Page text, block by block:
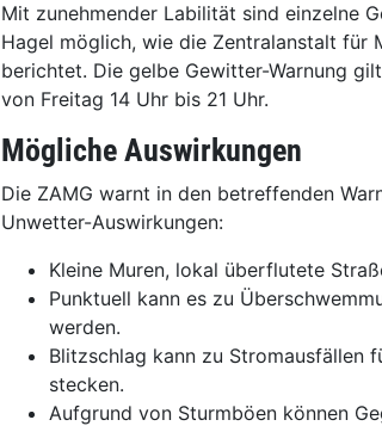
Mit zunehmender Labilität sind einzelne
Hagel möglich, wie die Zentralanstalt für
berichtet. Die gelbe Gewitter-Warnung
von Freitag 14 Uhr bis 21 Uhr.
Mögliche Auswirkungen
Die ZAMG warnt in den betreffenden
Unwetter-Auswirkungen:
Kleine Muren, lokal überflutete
Punktuell kann es zu
werden.
Blitzschlag kann zu Stromausfällen
stecken.
Aufgrund von Sturmböen können